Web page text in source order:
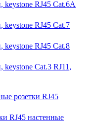
keystone RJ45 Cat.6A
keystone RJ45 Cat.7
keystone RJ45 Cat.8
keystone Cat.3 RJ11,
розетки RJ45
RJ45 настенные